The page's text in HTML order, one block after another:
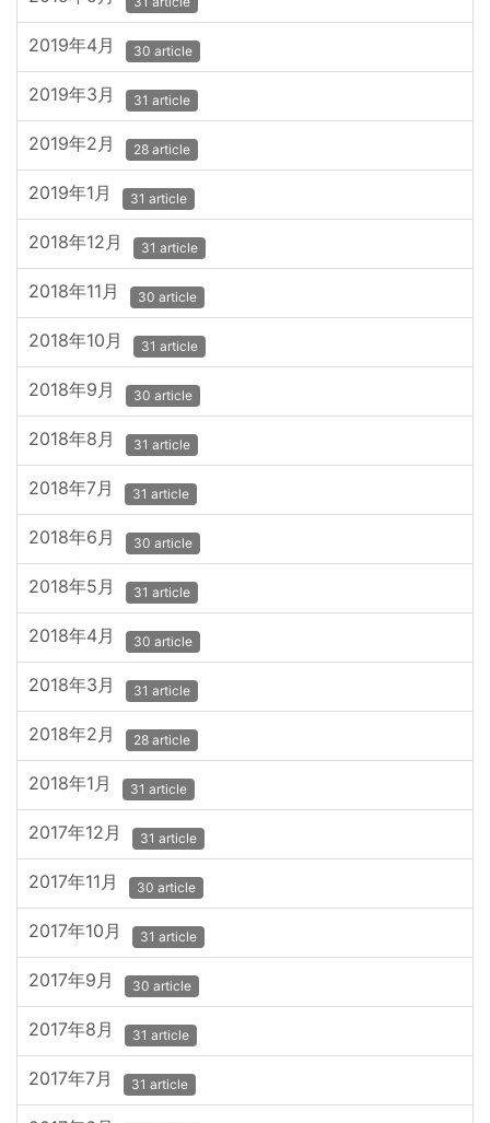
2019年4月 30 article
2019年3月 31 article
2019年2月 28 article
2019年1月 31 article
2018年12月 31 article
2018年11月 30 article
2018年10月 31 article
2018年9月 30 article
2018年8月 31 article
2018年7月 31 article
2018年6月 30 article
2018年5月 31 article
2018年4月 30 article
2018年3月 31 article
2018年2月 28 article
2018年1月 31 article
2017年12月 31 article
2017年11月 30 article
2017年10月 31 article
2017年9月 30 article
2017年8月 31 article
2017年7月 31 article